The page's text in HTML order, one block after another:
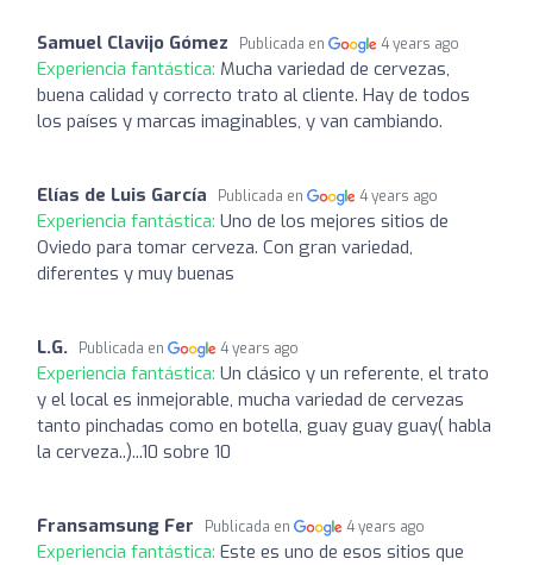
Samuel Clavijo Gómez Publicada en 4 years ago
Experiencia fantástica: Mucha variedad de cervezas,
buena calidad y correcto trato al cliente. Hay de todos
los países y marcas imaginables, y van cambiando.
Elías de Luis García Publicada en 4 years ago
Experiencia fantástica: Uno de los mejores sitios de
Oviedo para tomar cerveza. Con gran variedad,
diferentes y muy buenas
L.G. Publicada en 4 years ago
Experiencia fantástica: Un clásico y un referente, el trato
y el local es inmejorable, mucha variedad de cervezas
tanto pinchadas como en botella, guay guay guay( habla
la cerveza..)...10 sobre 10
Fransamsung Fer Publicada en 4 years ago
Experiencia fantástica: Este es uno de esos sitios que